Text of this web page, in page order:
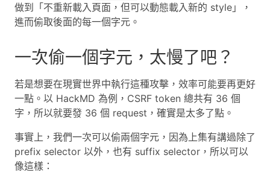
做到「不重新載入頁面，但可以動態載入新的 style」，
進而偷取後面的每一個字元。
一次偷一個字元，太慢了吧？
若是想要在現實世界中執行這種攻擊，效率可能要再更好
一點。以 HackMD 為例，CSRF token 總共有 36 個
字，所以就要發 36 個 request，確實是太多了點。
事實上，我們一次可以偷兩個字元，因為上集有講過除了
prefix selector 以外，也有 suffix selector，所以可以
像這樣：